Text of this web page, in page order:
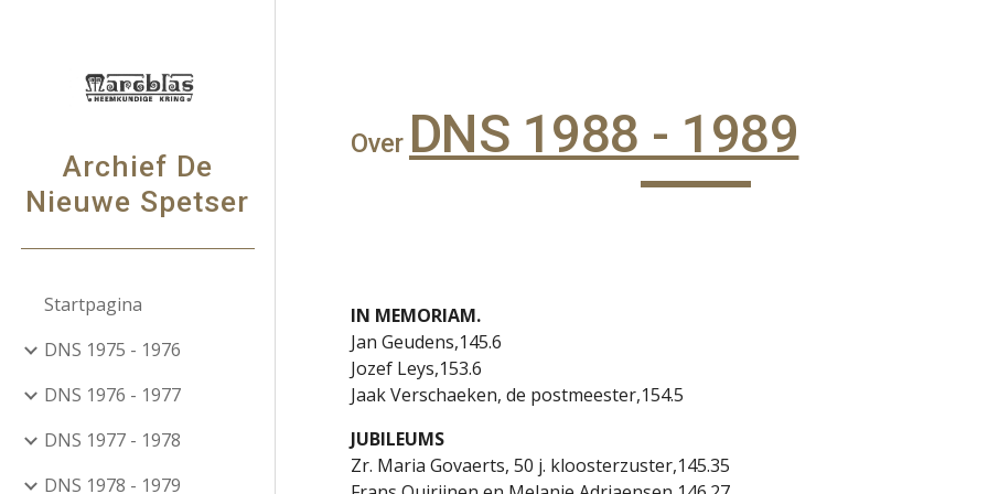
Archief De
Nieuwe Spetser
Startpagina
DNS 1975 - 1976
DNS 1976 - 1977
DNS 1977 - 1978
DNS 1978 - 1979
Over DNS 1988 - 1989
IN MEMORIAM.
Jan Geudens,145.6
Jozef Leys,153.6
Jaak Verschaeken, de postmeester,154.5
JUBILEUMS
Zr. Maria Govaerts, 50 j. kloosterzuster,145.35